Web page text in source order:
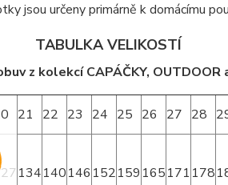
jsou určeny primárně k domácímu
TABULKA VELIKOSTÍ
z kolekcí CAPÁČKY, OUTDOOR
21 22 23 24 25 26 27 28
134140146 152159 165171 178